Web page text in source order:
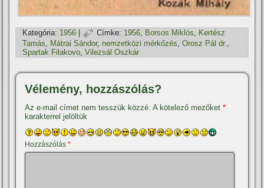
Kategória: 1956 Címke: 1956 Borsos Miklós
Kertész
Tamás
Mátrai Sándor, nemzetközi mérkőzés ,Orosz Pál dr.
Spartak Filakovo ,Vilezsál Oszkár
Vélemény, hozzászólás?
Az e-mail címet nem tesszük közzé. A kötelező mezőket*
karakterrel jelöltük
Hozzászólás*